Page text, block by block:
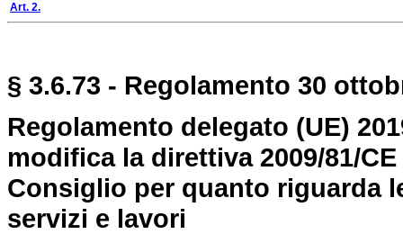
Art. 2.
§ 3.6.73 - Regolamento 30
Regolamento delegato (UE)
modifica la direttiva 2009/81/
Consiglio per quanto riguarda
servizi e lavori